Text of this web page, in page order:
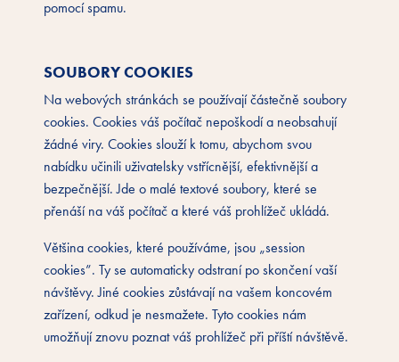
pomocí spamu.
SOUBORY COOKIES
Na webových stránkách se používají částečně soubory
cookies. Cookies váš počítač nepoškodí a neobsahují
žádné viry. Cookies slouží k tomu, abychom svou
nabídku učinili uživatelsky vstřícnější, efektivnější a
bezpečnější. Jde o malé textové soubory, které se
přenáší na váš počítač a které váš prohlížeč ukládá.
Většina cookies, které používáme, jsou „session
cookies”. Ty se automaticky odstraní po skončení vaší
návštěvy. Jiné cookies zůstávají na vašem koncovém
zařízení, odkud je nesmažete. Tyto cookies nám
umožňují znovu poznat váš prohlížeč při příští návštěvě.